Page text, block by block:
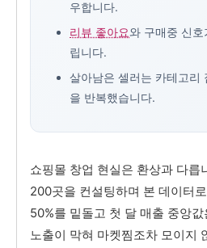
우합니다.
리뷰 좋아요와 구매중 신
립니다.
살아남은 셀러는 카테고리
을 반복했습니다.
쇼핑몰 창업 현실은 환상과 다릅
200곳을 컨설팅하며 본 데이터
50%를 밑돌고 첫 달 매출 중앙
노출이 막혀 마켓찜조차 모이지